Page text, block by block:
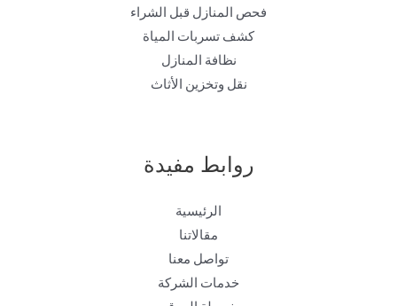
فحص المنازل قبل الشراء
كشف تسربات المياة
نظافة المنازل
نقل وتخزين الأثاث
روابط مفيدة
الرئيسية
مقالاتنا
تواصل معنا
خدمات الشركة